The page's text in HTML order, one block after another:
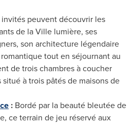
invités peuvent découvrir les
de la Ville lumière, ses
son architecture légendaire
tout en séjournant au
de trois chambres à coucher
à trois pâtés de maisons de
: Bordé par la beauté bleutée de
ce terrain de jeu réservé aux